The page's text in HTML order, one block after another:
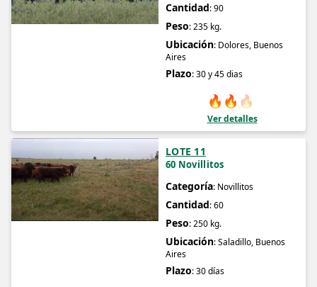
Cantidad: 90
Peso: 235 kg.
Ubicación: Dolores, Buenos
Aires
Plazo: 30 y 45 dias
🔥 🔥 🔥
Ver detalles
LOTE 11
60 Novillitos
Categoría: Novillitos
Cantidad: 60
Peso: 250 kg.
Ubicación: Saladillo, Buenos
Aires
Plazo: 30 días